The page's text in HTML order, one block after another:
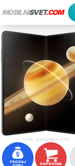
MOBILNISVET.COM
slika: gsmarena.com
PRODAJ
OVAJ KUPOVINA